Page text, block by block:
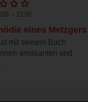
– 12:55
eines Metzgers
mit seinem Buch
amüsanten und